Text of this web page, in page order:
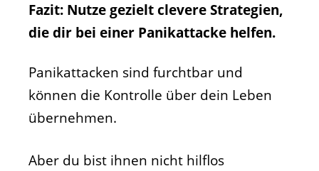
Fazit: Nutze gezielt clevere Strategien,
die dir bei einer Panikattacke helfen.
Panikattacken sind furchtbar und
können die Kontrolle über dein Leben
übernehmen.
Aber du bist ihnen nicht hilflos